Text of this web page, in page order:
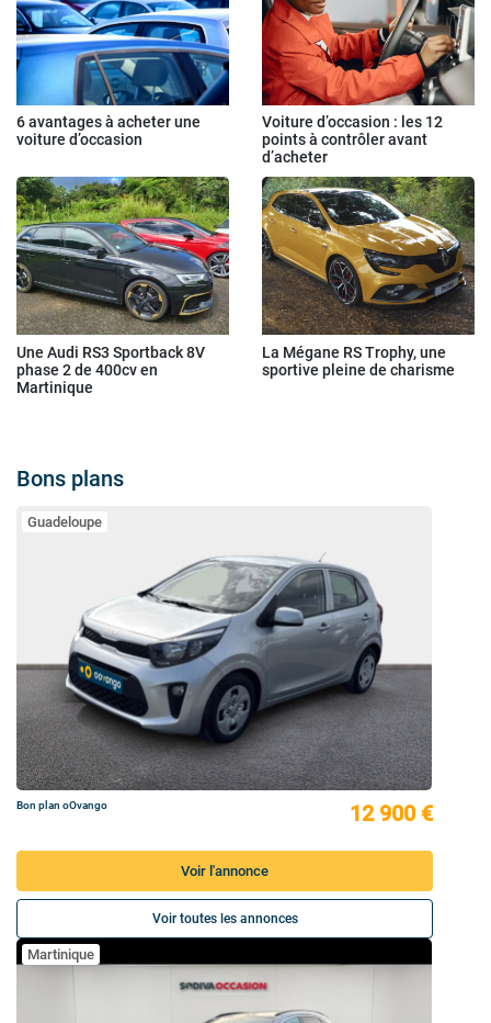
6 avantages à acheter une
voiture d’occasion
Voiture d’occasion : les 12
points à contrôler avant
d’acheter
Une Audi RS3 Sportback 8V
phase 2 de 400cv en
Martinique
La Mégane RS Trophy, une
sportive pleine de charisme
Bons plans
Guadeloupe
Bon plan oOvango 12 900 €
Voir l'annonce
Voir toutes les annonces
Martinique